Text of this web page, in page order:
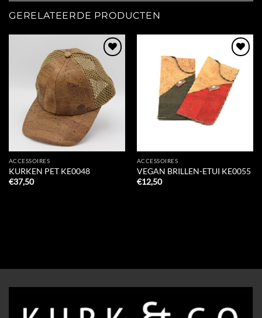
GERELATEERDE PRODUCTEN
Add to
Wishlist
ACCESSOIRES
KURKEN PET KE0048
€37,50
Add to
Wishlist
ACCESSOIRES
VEGAN BRILLEN-ETUI KE0055
€12,50